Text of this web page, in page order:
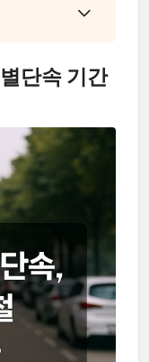
단속 기간